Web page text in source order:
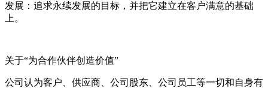
发展：追求永续发展的目标，并把它建立在客户满意的基础
上。
关于“为合作伙伴创造价值”
公司认为客户、供应商、公司股东、公司员工等一切和自身有